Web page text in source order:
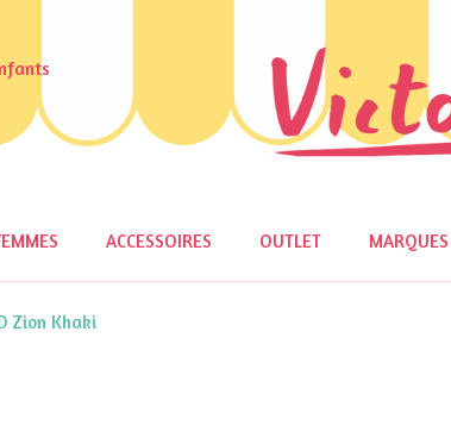
ACCESSOIRES OUTLET MARQUES
Zion Khaki